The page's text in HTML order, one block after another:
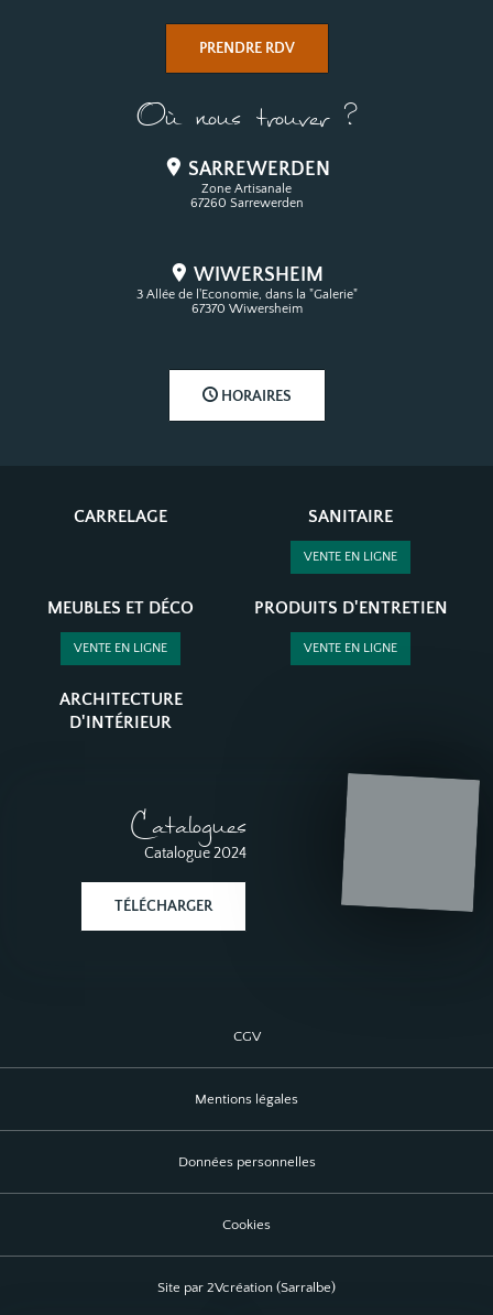
PRENDRE RDV
Où nous trouver ?
SARREWERDEN
Zone Artisanale
67260 Sarrewerden
WIWERSHEIM
3 Allée de l'Economie, dans la "Galerie"
67370 Wiwersheim
HORAIRES
CARRELAGE SANITAIRE
VENTE EN LIGNE
MEUBLES ET DÉCO
VENTE EN LIGNE
PRODUITS D'ENTRETIEN
VENTE EN LIGNE
ARCHITECTURE
D'INTÉRIEUR
Catalogues
Catalogue 2024
TÉLÉCHARGER
CGV
Mentions légales
Données personnelles
Cookies
Site par 2Vcréation (Sarralbe)